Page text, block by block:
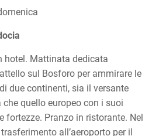
hotel. Mattinata dedicata
sul Bosforo per ammirare le
due continenti, sia il versante
quello europeo con i suoi
fortezze. Pranzo in ristorante. Nel
all’aeroporto per il